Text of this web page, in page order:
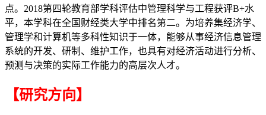
点。2018第四轮教育部学科评估中管理科学与工程获评B+水
平，本学科在全国财经类大学中排名第二。为培养集经济学、
管理学和计算机等多科性知识于一体，能够从事经济信息管理
系统的开发、研制、维护工作，也具有对经济活动进行分析、
预测与决策的实际工作能力的高层次人才。
【研究方向】